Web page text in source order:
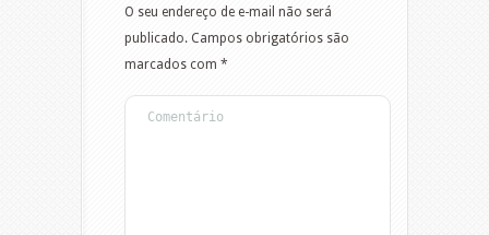
O seu endereço de e-mail não será
publicado. Campos obrigatórios são
marcados com *